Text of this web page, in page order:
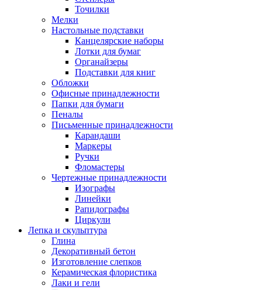
Точилки
Мелки
Настольные подставки
Канцелярские наборы
Лотки для бумаг
Органайзеры
Подставки для книг
Обложки
Офисные принадлежности
Папки для бумаги
Пеналы
Письменные принадлежности
Карандаши
Маркеры
Ручки
Фломастеры
Чертежные принадлежности
Изографы
Линейки
Рапидографы
Циркули
Лепка и скульптура
Глина
Декоративный бетон
Изготовление слепков
Керамическая флористика
Лаки и гели